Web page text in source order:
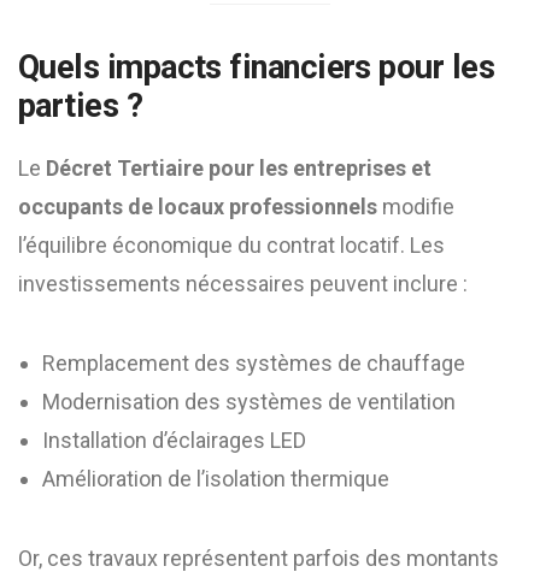
Quels impacts financiers pour les
parties ?
Le Décret Tertiaire pour les entreprises et
occupants de locaux professionnels modifie
l’équilibre économique du contrat locatif. Les
investissements nécessaires peuvent inclure :
Remplacement des systèmes de chauffage
Modernisation des systèmes de ventilation
Installation d’éclairages LED
Amélioration de l’isolation thermique
Or, ces travaux représentent parfois des montants